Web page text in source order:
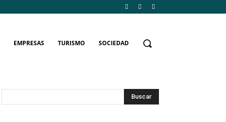
EMPRESAS TURISMO SOCIEDAD
Buscar